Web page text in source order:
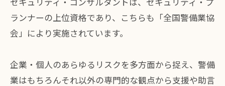
セキュリティ・コンサルタントは、セキュリティ・プ
ランナーの上位資格であり、こちらも「全国警備業協
会」により実施されています。
企業・個人のあらゆるリスクを多方面から捉え、警備
業はもちろんそれ以外の専門的な観点から支援や助言